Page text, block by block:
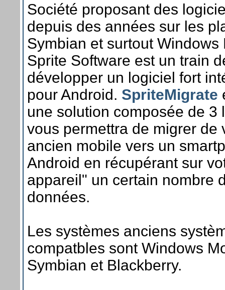
Société proposant des
depuis des années sur les
Symbian et surtout Windows
Sprite Software est un train
développer un logiciel fort
pour Android. SpriteMigrate
une solution composée de 3
vous permettra de migrer de
ancien mobile vers un
Android en récupérant sur
appareil" un certain nombre
données.
Les systèmes anciens
compatbles sont Windows
Symbian et Blackberry.